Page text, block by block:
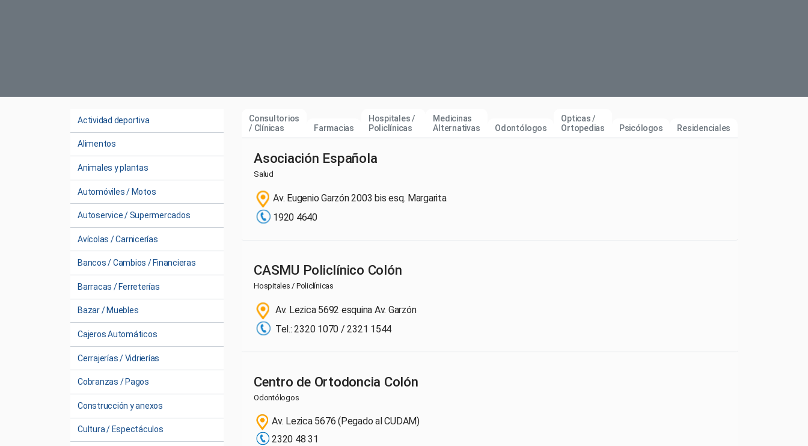
Actividad deportiva
Alimentos
Animales y plantas
Automóviles / Motos
Autoservice / Supermercados
Avícolas / Carnicerías
Bancos / Cambios / Financieras
Barracas / Ferreterías
Bazar / Muebles
Cajeros Automáticos
Cerrajerías / Vidrierías
Cobranzas / Pagos
Construcción y anexos
Cultura / Espectáculos
Consultorios
/ Clínicas
Farmacias
Hospitales /
Policlínicas
Medicinas
Alternativas
Odontólogos
Opticas /
Ortopedias
Psicólogos Residenciales
Asociación Española
Salud
Av. Eugenio Garzón 2003 bis esq. Margarita
1920 4640
CASMU Policlínico Colón
Hospitales / Policlínicas
Av. Lezica 5692 esquina Av. Garzón
Tel.: 2320 1070 / 2321 1544
Centro de Ortodoncia Colón
Odontólogos
Av. Lezica 5676 (Pegado al CUDAM)
2320 48 31